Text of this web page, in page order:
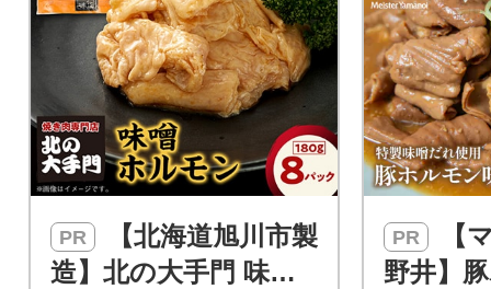
PR
造】北の大手門 味噌
PR
野井】